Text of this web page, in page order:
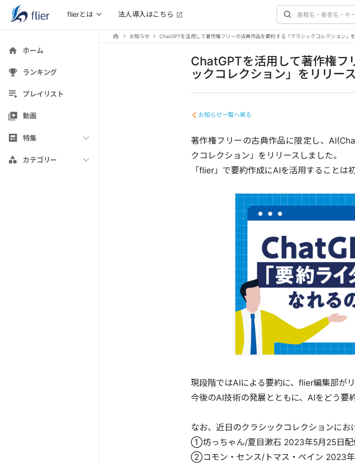
flierとは 法人導入はこちら
ホーム
ランキング
プレイリスト
動画
特集
カテゴリー
お知らせ ChatGPTを活用して著作権フリーの古典作品を要約する「クラシックコレクション」
ChatGPTを活用して著作権フ
ックコレクション」をリリース
お知らせ一覧へ戻る
著作権フリーの古典作品に限定し、
クコレクション」をリリースしました。
「flier」で要約作成にAIを活用することは
現段階ではAIによる要約に、flier編集部が
今後のAI技術の発展とともに、AIをどう要
なお、近日のクラシックコレクションにお
①坊っちゃん/夏目漱石 2023年5月25日配
②コモン・センス/トマス・ペイン 2023